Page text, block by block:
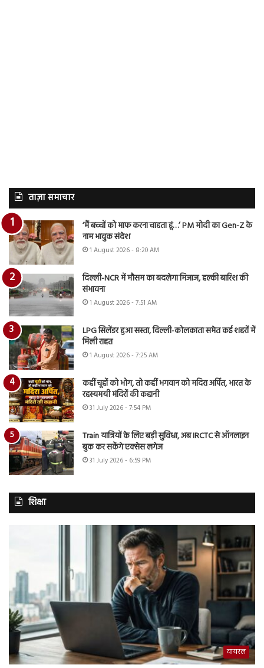
ताज़ा समाचार
‘मैं बच्चों को माफ करना चाहता हूं…’ PM मोदी का Gen-Z के
नाम भावुक संदेश
1 August 2026 - 8:20 AM
दिल्ली-NCR में मौसम का बदलेगा मिजाज, हल्की बारिश की
संभावना
1 August 2026 - 7:51 AM
LPG सिलेंडर हुआ सस्ता, दिल्ली-कोलकाता समेत कई शहरों में
मिली राहत
1 August 2026 - 7:25 AM
कहीं चूहों को भोग, तो कहीं भगवान को मदिरा अर्पित, भारत के
रहस्यमयी मंदिरों की कहानी
31 July 2026 - 7:54 PM
Train यात्रियों के लिए बड़ी सुविधा, अब IRCTC से ऑनलाइन
बुक कर सकेंगे एक्सेस लगेज
31 July 2026 - 6:59 PM
शिक्षा
वायरल